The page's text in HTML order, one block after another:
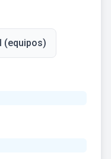
(equipos)